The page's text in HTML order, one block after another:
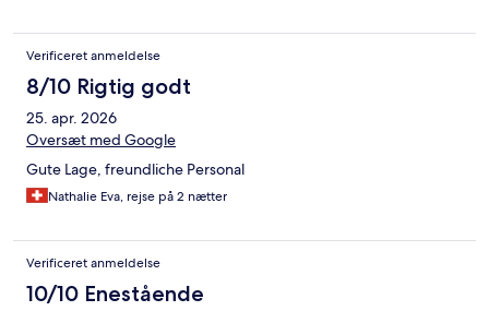
Verificeret anmeldelse
8/10 Rigtig godt
25. apr. 2026
Oversæt med Google
Gute Lage, freundliche Personal
Nathalie Eva, rejse på 2 nætter
Verificeret anmeldelse
10/10 Enestående